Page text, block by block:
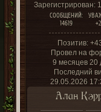
Зарегистрирован:
СООБЩЕНИЙ:
14619
Позитив:
Провел на
9 месяцев 20
Последний
29.05.2026
Алан